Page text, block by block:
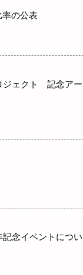
の公表
ジェクト 記念ア
記念イベントにつ